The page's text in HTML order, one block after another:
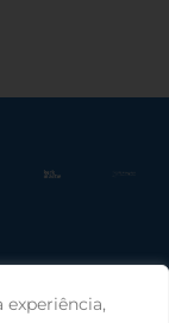
experiência,
90030-100 |